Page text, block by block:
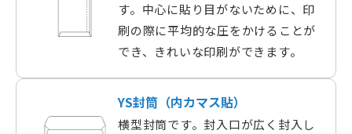
す。中心に貼り目がないために、印
刷の際に平均的な圧をかけることが
でき、きれいな印刷ができます。
YS封筒（内カマス貼）
横型封筒です。封入口が広く封入し